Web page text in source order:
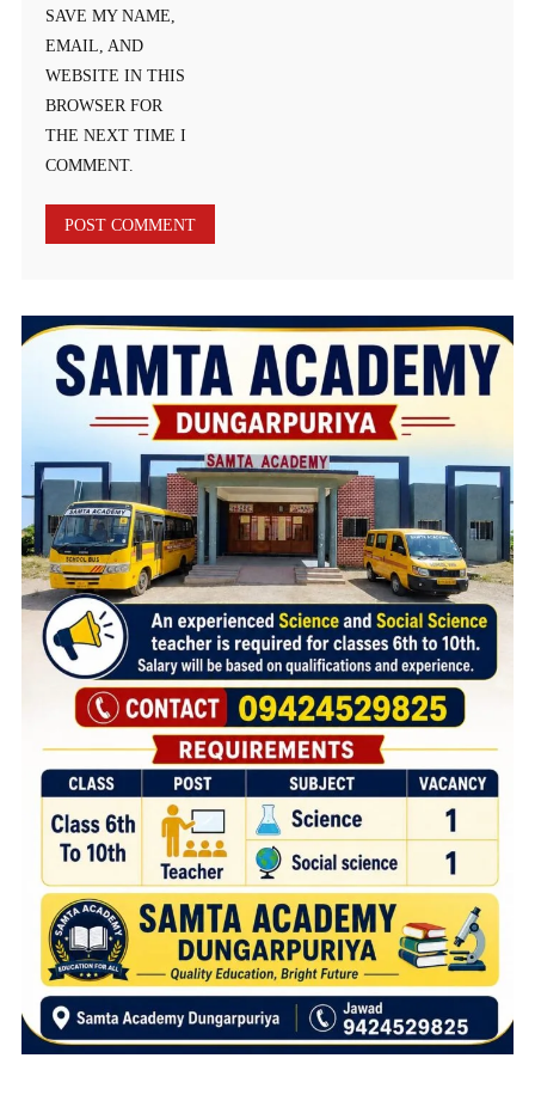
SAVE MY NAME,
EMAIL, AND
WEBSITE IN THIS
BROWSER FOR
THE NEXT TIME I
COMMENT.